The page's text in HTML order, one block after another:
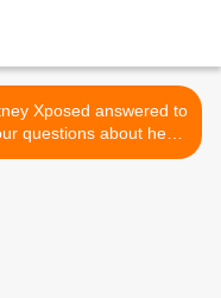
Xposed answered to
questions about her
AI-powered music